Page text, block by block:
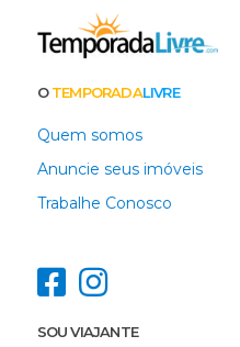
OTEMPORADALIVRE
Quem somos
Anuncie seus imóveis
Trabalhe Conosco
SOU VIAJANTE